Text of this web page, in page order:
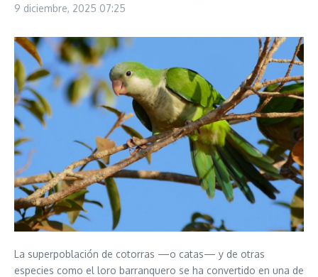
9 diciembre, 2025 07:25
La superpoblación de cotorras —o catas— y de otras
especies como el loro barranquero se ha convertido en una de